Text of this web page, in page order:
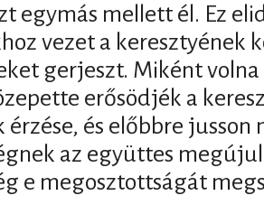
egymás mellett él. Ez
vezet a keresztyének
gerjeszt. Miként
erősödjék a
érzése, és előbbre jusson
az együttes
e megosztottságát